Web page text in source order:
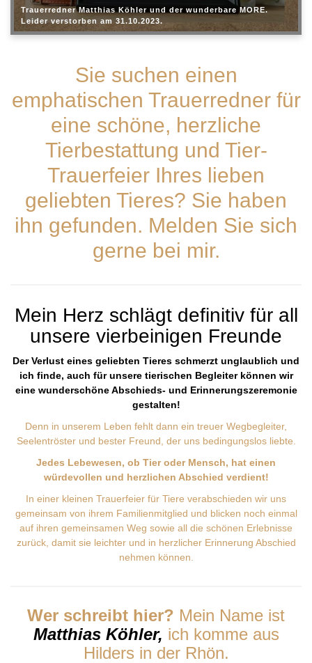
Trauerredner Matthias Köhler und der wunderbare MORE.
Leider verstorben am 31.10.2023.
Sie suchen einen
emphatischen Trauerredner für
eine schöne, herzliche
Tierbestattung und Tier-
Trauerfeier Ihres lieben
geliebten Tieres? Sie haben
ihn gefunden. Melden Sie sich
gerne bei mir.
Mein Herz schlägt definitiv für all
unsere vierbeinigen Freunde
Der Verlust eines geliebten Tieres schmerzt unglaublich und
ich finde, auch für unsere tierischen Begleiter können wir
eine wunderschöne Abschieds- und Erinnerungszeremonie
gestalten!
Denn in unserem Leben fehlt dann ein treuer Wegbegleiter,
Seelentröster und bester Freund, der uns bedingungslos liebte.
Jedes Lebewesen, ob Tier oder Mensch, hat einen
würdevollen und herzlichen Abschied verdient!
In einer kleinen Trauerfeier für Tiere verabschieden wir uns
gemeinsam von ihrem Familienmitglied und blicken noch einmal
auf ihren gemeinsamen Weg sowie all die schönen Erlebnisse
zurück, damit sie leichter und in herzlicher Erinnerung Abschied
nehmen können.
Wer schreibt hier? Mein Name ist
Matthias Köhler, ich komme aus
Hilders in der Rhön.